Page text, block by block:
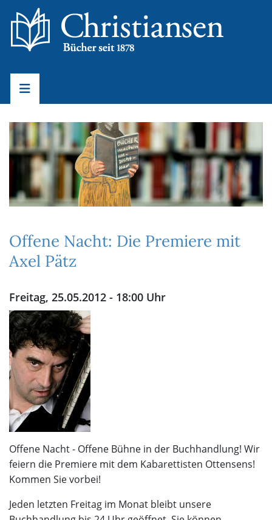
Offene Nacht: Die Premiere mit
Axel Pätz
Freitag, 25.05.2012 - 18:00 Uhr
Offene Nacht - Offene Bühne in der Buchhandlung! Wir
feiern die Premiere mit dem Kabarettisten Ottensens!
Kommen Sie vorbei!
Jeden letzten Freitag im Monat bleibt unsere